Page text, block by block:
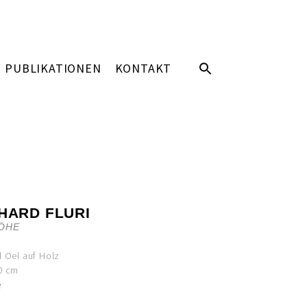
PUBLIKATIONEN KONTAKT
FLURI
Oel auf Holz
cm